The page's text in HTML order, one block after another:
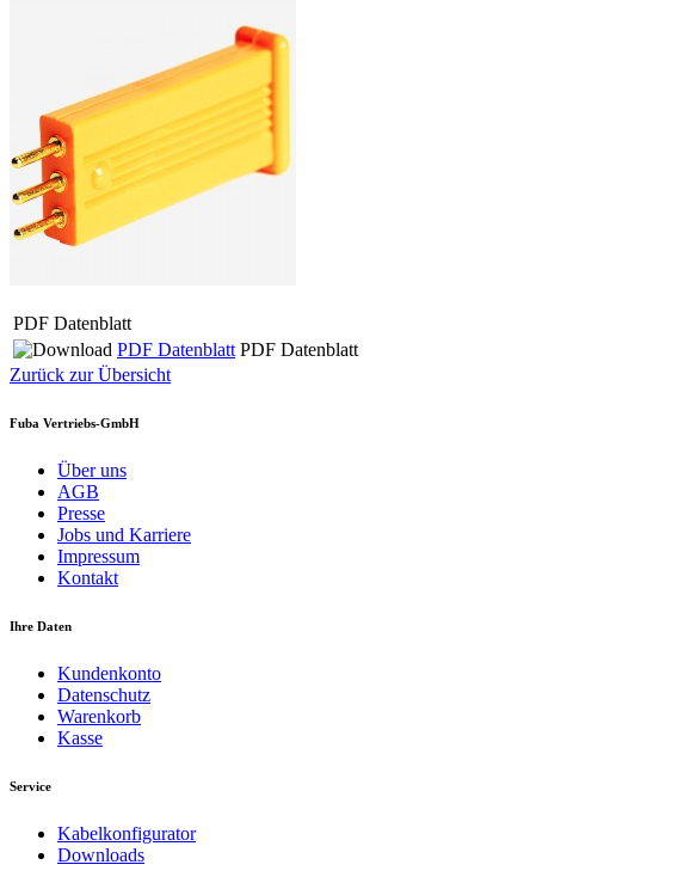
PDF Datenblatt
PDF Datenblatt PDF Datenblatt
Zurück zur Übersicht
Fuba Vertriebs-GmbH
Über uns
AGB
Presse
Jobs und Karriere
Impressum
Kontakt
Ihre Daten
Kundenkonto
Datenschutz
Warenkorb
Kasse
Service
Kabelkonfigurator
Downloads